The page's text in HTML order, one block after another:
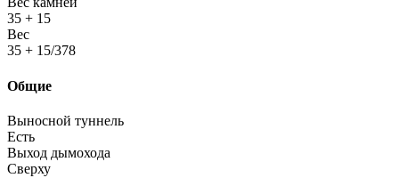
35 + 15
Вес
35 + 15/378
Общие
Выносной туннель
Есть
Выход дымохода
Сверху